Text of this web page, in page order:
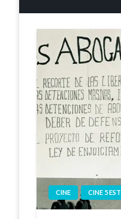
CINE CINE 5